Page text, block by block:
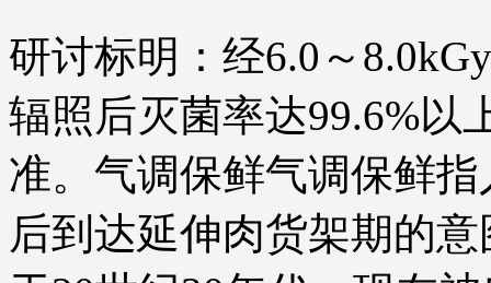
研讨标明：经6.0～
辐照后灭菌率达99.6%以
准。气调保鲜气调保鲜
后到达延伸肉货架期的